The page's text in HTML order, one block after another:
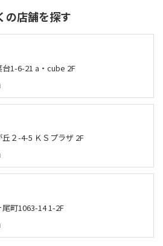
の店舗を探す
1-6-21 a・cube 2F
２-4-5 ＫＳプラザ 2F
町1063-14 1-2F